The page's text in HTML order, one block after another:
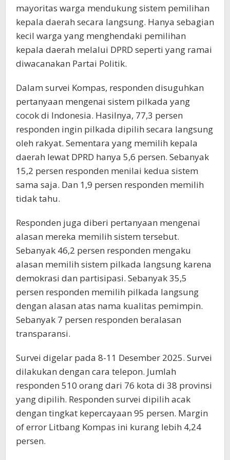
mayoritas warga mendukung sistem pemilihan
kepala daerah secara langsung. Hanya sebagian
kecil warga yang menghendaki pemilihan
kepala daerah melalui DPRD seperti yang ramai
diwacanakan Partai Politik.
Dalam survei Kompas, responden disuguhkan
pertanyaan mengenai sistem pilkada yang
cocok di Indonesia. Hasilnya, 77,3 persen
responden ingin pilkada dipilih secara langsung
oleh rakyat. Sementara yang memilih kepala
daerah lewat DPRD hanya 5,6 persen. Sebanyak
15,2 persen responden menilai kedua sistem
sama saja. Dan 1,9 persen responden memilih
tidak tahu.
Responden juga diberi pertanyaan mengenai
alasan mereka memilih sistem tersebut.
Sebanyak 46,2 persen responden mengaku
alasan memilih sistem pilkada langsung karena
demokrasi dan partisipasi. Sebanyak 35,5
persen responden memilih pilkada langsung
dengan alasan atas nama kualitas pemimpin.
Sebanyak 7 persen responden beralasan
transparansi.
Survei digelar pada 8-11 Desember 2025. Survei
dilakukan dengan cara telepon. Jumlah
responden 510 orang dari 76 kota di 38 provinsi
yang dipilih. Responden survei dipilih acak
dengan tingkat kepercayaan 95 persen. Margin
of error Litbang Kompas ini kurang lebih 4,24
persen.